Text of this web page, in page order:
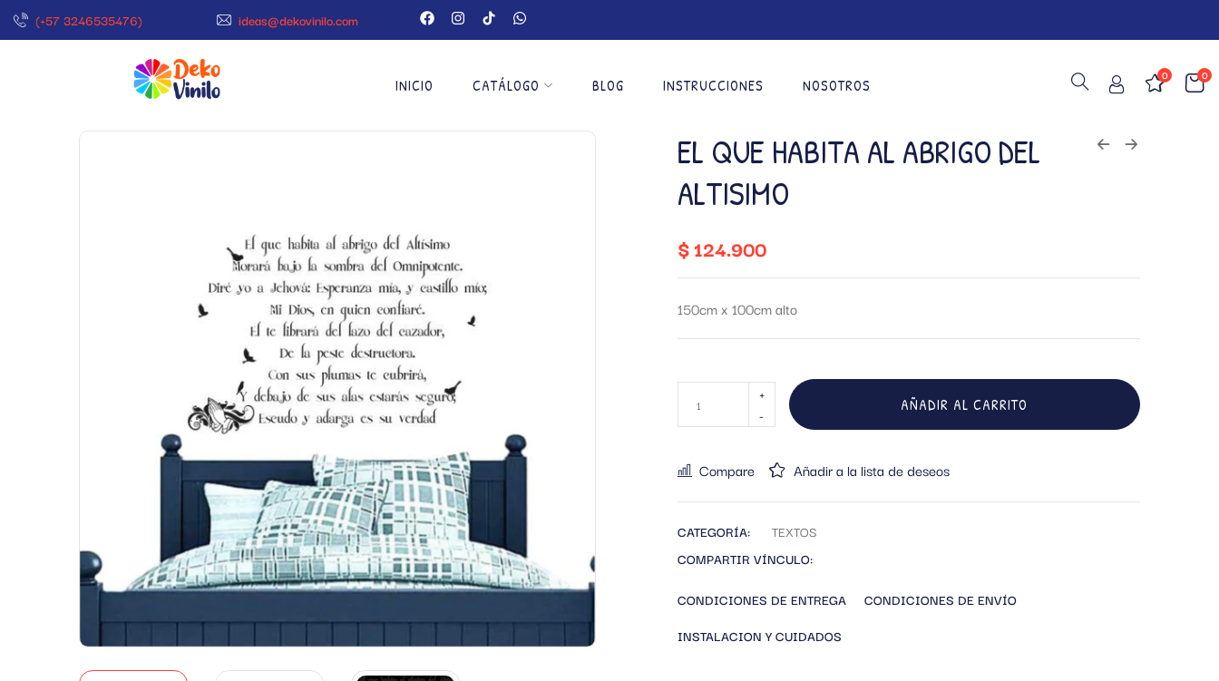
(+57 3246535476) ideas@dekovinilo.com
INICIO CATÁLOGO BLOG INSTRUCCIONES NOSOTROS
0
0
EL QUE HABITA AL ABRIGO DEL
ALTISIMO
$124.900
150cm x 100cm alto
AÑADIR AL CARRITO
Compare Añadir a la lista de deseos
CATEGORÍA:
TEXTOS
COMPARTIR VÍNCULO:
CONDICIONES DE ENTREGA
CONDICIONES DE ENVÍO
INSTALACION Y CUIDADOS